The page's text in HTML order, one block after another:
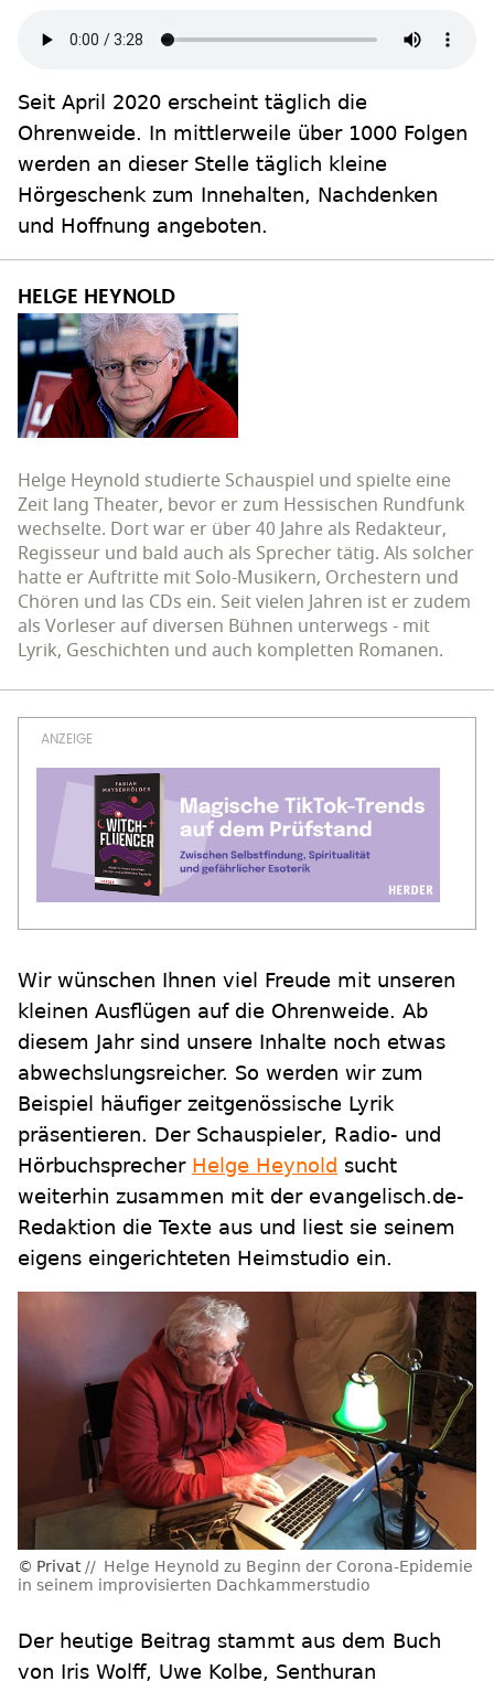
Seit April 2020 erscheint täglich die
Ohrenweide. In mittlerweile über 1000 Folgen
werden an dieser Stelle täglich kleine
Hörgeschenk zum Innehalten, Nachdenken
und Hoffnung angeboten.
HELGE HEYNOLD
Helge Heynold studierte Schauspiel und spielte eine
Zeit lang Theater, bevor er zum Hessischen Rundfunk
wechselte. Dort war er über 40 Jahre als Redakteur,
Regisseur und bald auch als Sprecher tätig. Als solcher
hatte er Auftritte mit Solo-Musikern, Orchestern und
Chören und las CDs ein. Seit vielen Jahren ist er zudem
als Vorleser auf diversen Bühnen unterwegs - mit
Lyrik, Geschichten und auch kompletten Romanen.
Wir wünschen Ihnen viel Freude mit unseren
kleinen Ausflügen auf die Ohrenweide. Ab
diesem Jahr sind unsere Inhalte noch etwas
abwechslungsreicher. So werden wir zum
Beispiel häufiger zeitgenössische Lyrik
präsentieren. Der Schauspieler, Radio- und
Hörbuchsprecher Helge Heynold sucht
weiterhin zusammen mit der evangelisch.de-
Redaktion die Texte aus und liest sie seinem
eigens eingerichteten Heimstudio ein.
Privat
Helge Heynold zu Beginn der Corona-Epidemie
in seinem improvisierten Dachkammerstudio
Der heutige Beitrag stammt aus dem Buch
von Iris Wolff, Uwe Kolbe, Senthuran